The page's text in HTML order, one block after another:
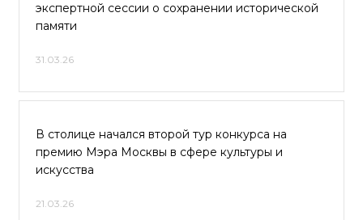
экспертной сессии о сохранении исторической
памяти
31.03.26
В столице начался второй тур конкурса на
премию Мэра Москвы в сфере культуры и
искусства
21.03.26